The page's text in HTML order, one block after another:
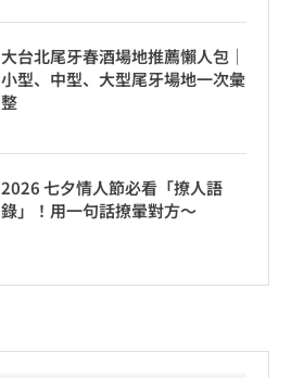
大台北尾牙春酒場地推薦懶人包｜
小型、中型、大型尾牙場地一次彙
整
2026 七夕情人節必看「撩人語
錄」！用一句話撩暈對方～